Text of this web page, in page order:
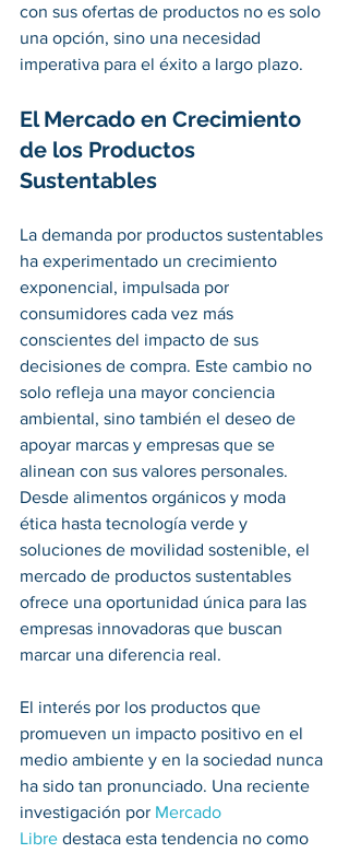
con sus ofertas de productos no es solo
una opción, sino una necesidad
imperativa para el éxito a largo plazo.
El Mercado en Crecimiento
de los Productos
Sustentables
La demanda por productos sustentables
ha experimentado un crecimiento
exponencial, impulsada por
consumidores cada vez más
conscientes del impacto de sus
decisiones de compra. Este cambio no
solo refleja una mayor conciencia
ambiental, sino también el deseo de
apoyar marcas y empresas que se
alinean con sus valores personales.
Desde alimentos orgánicos y moda
ética hasta tecnología verde y
soluciones de movilidad sostenible, el
mercado de productos sustentables
ofrece una oportunidad única para las
empresas innovadoras que buscan
marcar una diferencia real.
El interés por los productos que
promueven un impacto positivo en el
medio ambiente y en la sociedad nunca
ha sido tan pronunciado. Una reciente
investigación por Mercado
Libre destaca esta tendencia no como